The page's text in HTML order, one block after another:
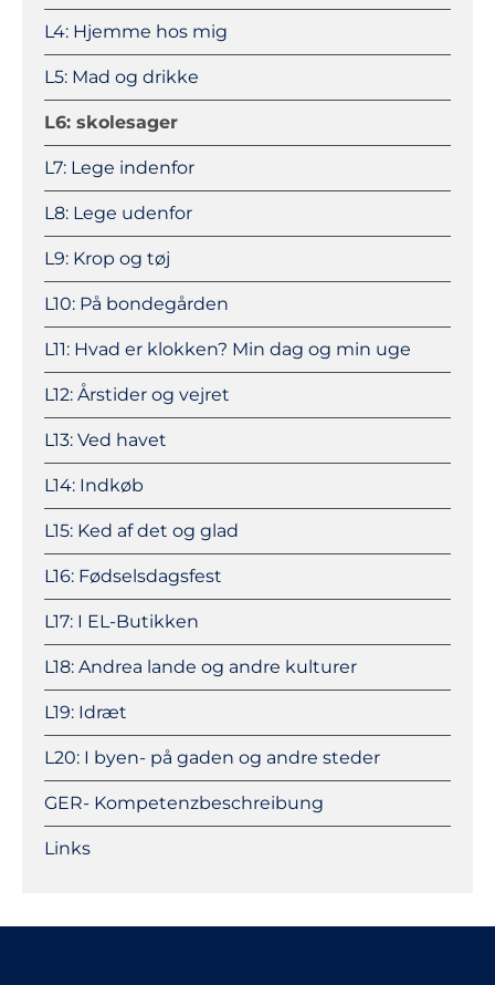
L4: Hjemme hos mig
L5: Mad og drikke
L6: skolesager
L7: Lege indenfor
L8: Lege udenfor
L9: Krop og tøj
L10: På bondegården
L11: Hvad er klokken? Min dag og min uge
L12: Årstider og vejret
L13: Ved havet
L14: Indkøb
L15: Ked af det og glad
L16: Fødselsdagsfest
L17: I EL-Butikken
L18: Andrea lande og andre kulturer
L19: Idræt
L20: I byen- på gaden og andre steder
GER- Kompetenzbeschreibung
Links